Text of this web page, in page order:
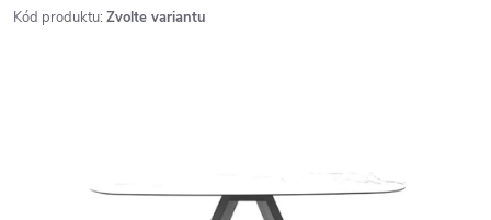
Kód produktu: Zvolte variantu